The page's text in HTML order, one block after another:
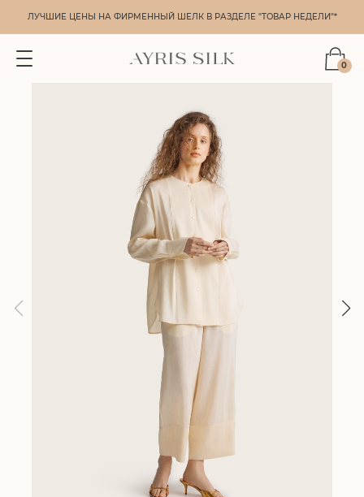
ЛУЧШИЕ ЦЕНЫ НА ФИРМЕННЫЙ ШЕЛК В РАЗДЕЛЕ "ТОВАР НЕДЕЛИ"*
0